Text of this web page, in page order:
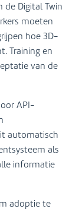
de Digital Twin
moeten
hoe 3D-
Training en
van de
API-
automatisch
als
informatie
adoptie te